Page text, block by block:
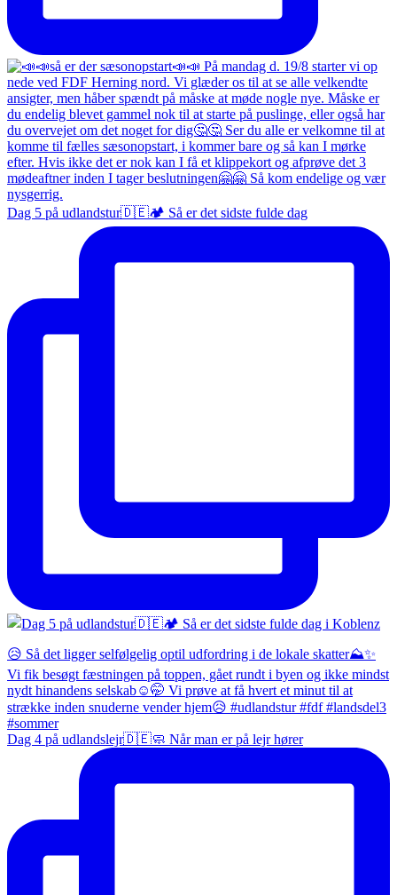
Dag 5 på udlandstur🇩🇪🏕️ Så er det sidste fulde dag
Dag 4 på udlandslejr🇩🇪🧼 Når man er på lejr hører